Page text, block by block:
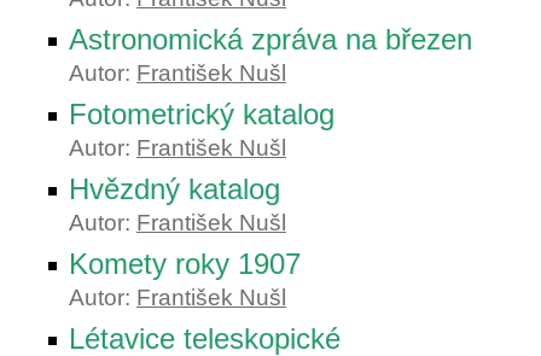
Astronomická zpráva na březen
Autor: František Nušl
Fotometrický katalog
Autor: František Nušl
Hvězdný katalog
Autor: František Nušl
Komety roky 1907
Autor: František Nušl
Létavice teleskopické